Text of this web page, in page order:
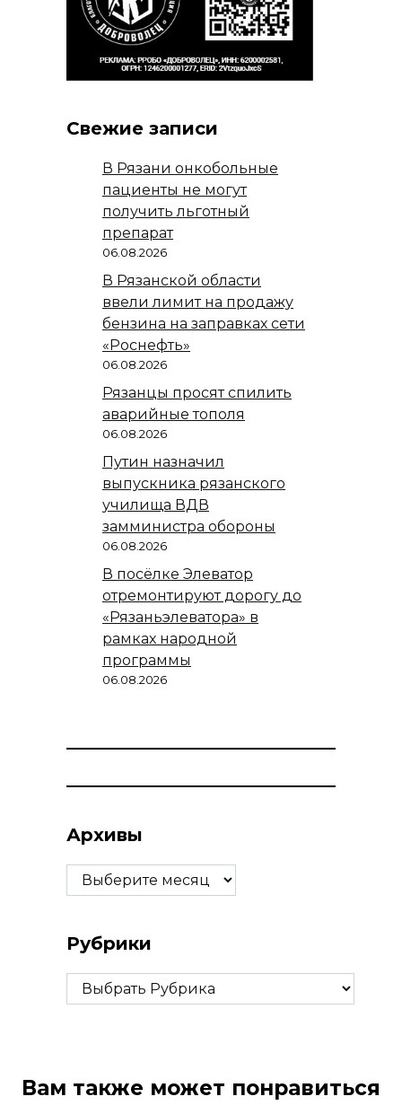
Свежие записи
В Рязани онкобольные
пациенты не могут
получить льготный
препарат
06.08.2026
В Рязанской области
ввели лимит на продажу
бензина на заправках сети
«Роснефть»
06.08.2026
Рязанцы просят спилить
аварийные тополя
06.08.2026
Путин назначил
выпускника рязанского
училища ВДВ
замминистра обороны
06.08.2026
В посёлке Элеватор
отремонтируют дорогу до
«Рязаньэлеватора» в
рамках народной
программы
06.08.2026
Архивы
Архивы
Рубрики
Рубрики
Вам также может понравиться